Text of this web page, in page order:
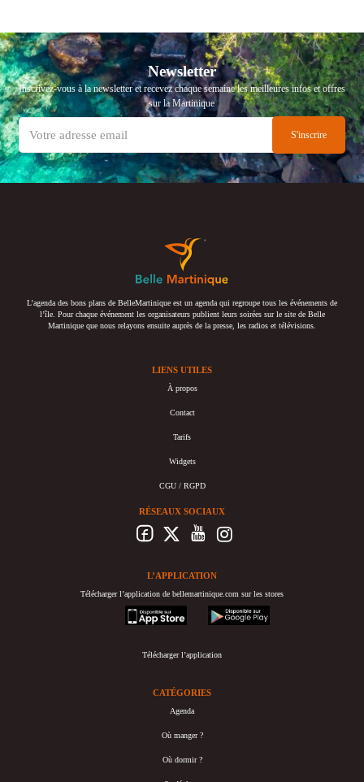
Newsletter
Inscrivez-vous à la newsletter et recevez chaque semaine les meilleures infos et offres
sur la Martinique
L’agenda des bons plans de BelleMartinique est un agenda qui regroupe tous les événements de
l’île. Pour chaque événement les organisateurs publient leurs soirées sur le site de Belle
Martinique que nous relayons ensuite auprès de la presse, les radios et télévisions.
LIENS UTILES
À propos
Contact
Tarifs
Widgets
CGU / RGPD
RÉSEAUX SOCIAUX
L’APPLICATION
Télécharger l’application de bellemartinique.com sur les stores
appstore
googleplay
Télécharger l’application
CATÉGORIES
Agenda
Où manger ?
Où dormir ?